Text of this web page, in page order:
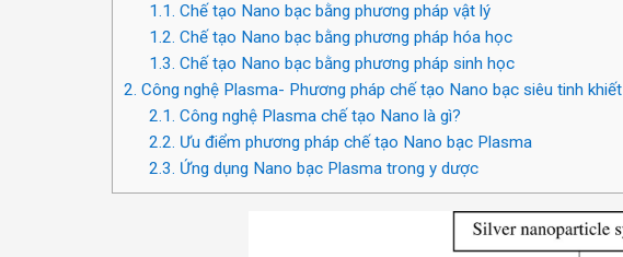
1.1. Chế tạo Nano bạc bằng phương pháp vật lý
1.2. Chế tạo Nano bạc bằng phương pháp hóa học
1.3. Chế tạo Nano bạc bằng phương pháp sinh học
2. Công nghệ Plasma- Phương pháp chế tạo Nano bạc siêu tinh khiết
2.1. Công nghệ Plasma chế tạo Nano là gì?
2.2. Ưu điểm phương pháp chế tạo Nano bạc Plasma
2.3. Ứng dụng Nano bạc Plasma trong y dược